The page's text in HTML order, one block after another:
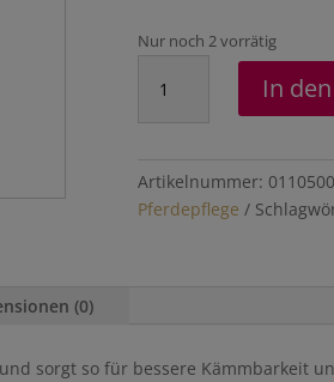
Nur noch 2 vorrätig
und
Schweifspray
Menge
In
Artikelnummer: 0110500
Pferdepflege
(0)
sorgt so für bessere Kämmbarkeit